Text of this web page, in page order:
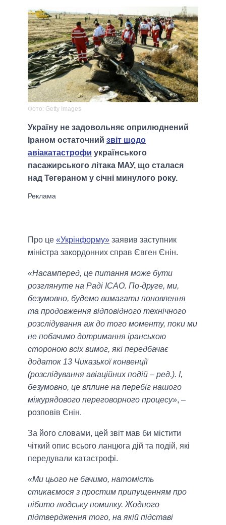
Фото: Getty Images
Україну не задовольняє оприлюднений
Іраном остаточний звіт щодо
авіакатастрофи українського
пасажирського літака МАУ, що сталася
над Тегераном у січні минулого року.
Про це «Укрінформу» заявив заступник
міністра закордонних справ Євген Єнін.
«Насамперед, це питання може бути
розглянуте на Раді ICAO. По-друге, ми,
безумовно, будемо вимагати поновлення
та продовження відповідного технічного
розслідування аж до того моменту, поки ми
не побачимо дотримання іранською
стороною всіх вимог, які передбачає
додаток 13 Чиказької конвенції
(розслідування авіаційних подій – ред.). І,
безумовно, це вплине на перебіг нашого
міжурядового переговорного процесу», –
розповів Єнін.
За його словами, цей звіт мав би містити
чіткий опис всього ланцюга дій та подій, які
передували катастрофі.
«Ми цього не бачимо, натомість
стикаємося з простим припущенням про
нібито людську помилку. Жодного
підтвердження того, на якій підставі